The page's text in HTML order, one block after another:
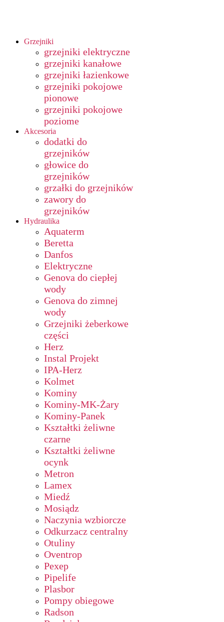
Grzejniki
grzejniki elektryczne
grzejniki kanałowe
grzejniki łazienkowe
grzejniki pokojowe
pionowe
grzejniki pokojowe
poziome
Akcesoria
dodatki do
grzejników
głowice do
grzejników
grzałki do grzejników
zawory do
grzejników
Hydraulika
Aquaterm
Beretta
Danfos
Elektryczne
Genova do ciepłej
wody
Genova do zimnej
wody
Grzejniki żeberkowe
części
Herz
Instal Projekt
IPA-Herz
Kolmet
Kominy
Kominy-MK-Żary
Kominy-Panek
Kształtki żeliwne
czarne
Kształtki żeliwne
ocynk
Metron
Lamex
Miedź
Mosiądz
Naczynia wzbiorcze
Odkurzacz centralny
Otuliny
Oventrop
Pexep
Pipelife
Plasbor
Pompy obiegowe
Radson